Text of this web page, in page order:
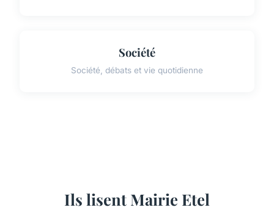
Société
Société, débats et vie quotidienne
Ils lisent Mairie Etel